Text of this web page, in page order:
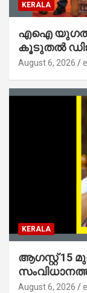
KERALA
എഐ
കൂടുതൽ
August 6, 2026
KERALA
ആഗസ്റ്റ് 15
August 6, 2026